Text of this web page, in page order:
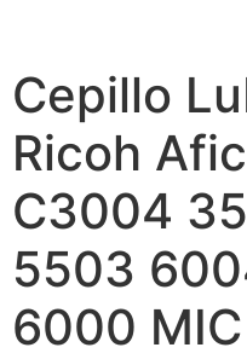
Cepillo
Ricoh
C3004
5503
6000 MIC